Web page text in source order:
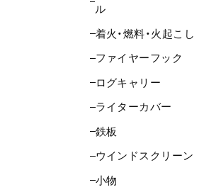
ル
着火・燃料・火起こし
ファイヤーフック
ログキャリー
ライターカバー
鉄板
ウインドスクリーン
小物